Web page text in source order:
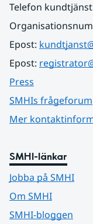
Telefon
Epost:
Epost:
Press
SMHIs frågeforum
Mer
SMHI-länkar
Jobba på SMHI
Om SMHI
SMHI-bloggen